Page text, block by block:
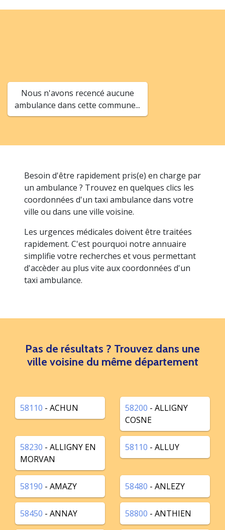
Nous n'avons recencé aucune
ambulance dans cette commune...
Besoin d'être rapidement pris(e) en charge par
un ambulance ? Trouvez en quelques clics les
coordonnées d'un taxi ambulance dans votre
ville ou dans une ville voisine.
Les urgences médicales doivent être traitées
rapidement. C'est pourquoi notre annuaire
simplifie votre recherches et vous permettant
d'accèder au plus vite aux coordonnées d'un
taxi ambulance.
Pas de résultats ? Trouvez dans une
ville voisine du même département
58110 - ACHUN 58200 - ALLIGNY
COSNE
58230 - ALLIGNY EN
MORVAN
58110 - ALLUY
58190 - AMAZY 58480 - ANLEZY
58450 - ANNAY 58800 - ANTHIEN